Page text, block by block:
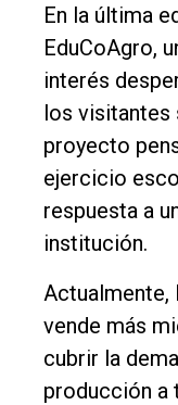
El
único
DIARIO
En la última
EduCoAgro,
interés
los visitantes
proyecto
ejercicio
respuesta a
institución.
Actualmente,
vende más
cubrir la
producción a